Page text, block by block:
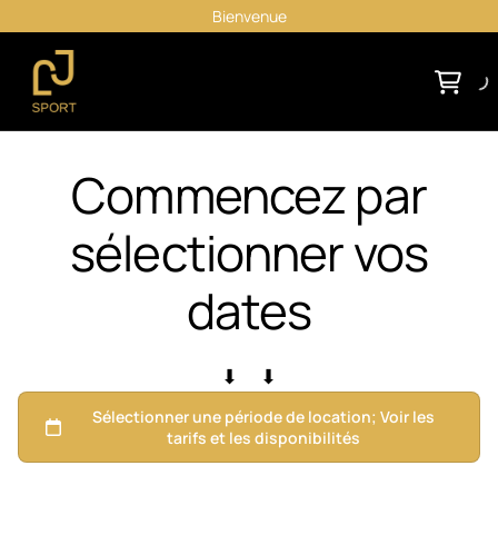
Bienvenue
Commencez par
sélectionner vos
dates
⬇ ⬇